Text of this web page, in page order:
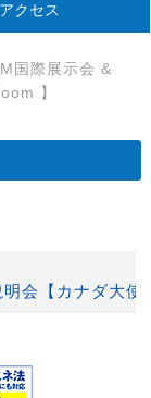
アクセス
国際展示会 &
】
会【カナダ大使